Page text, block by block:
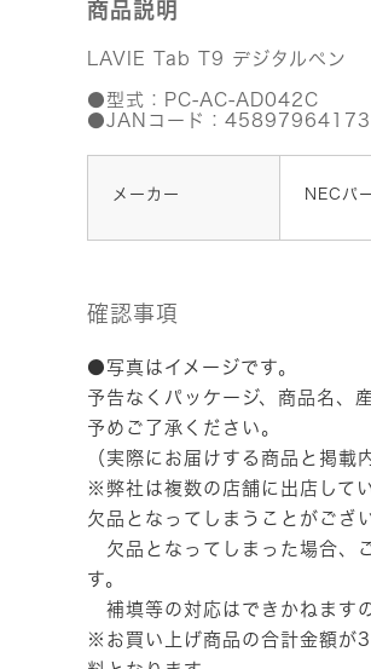
商品説明
LAVIE Tab T9 デジタルペン
●型式：PC-AC-AD042C
●JANコード：
メーカー NECパ
確認事項
●写真はイメージです。
予告なくパッケージ、商品名、
予めご了承ください。
（実際にお届けする商品と掲載
※弊社は複数の店舗に出店して
欠品となってしまうことがござ
欠品となってしまった場合、
す。
補填等の対応はできかねます
※お買い上げ商品の合計金額が